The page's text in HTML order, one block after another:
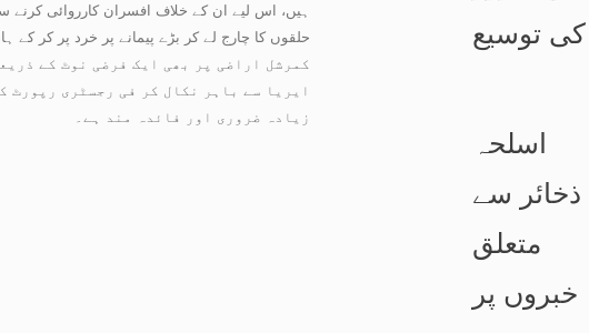
ہیں، اس لیے ان کے خلاف افسران کارروائی کرنے
کمرشل اراضی پر بھی ایک فرضی نوٹ کے
ایریا سے باہر نکال کر فی رجسٹری رپورٹ
زیادہ ضروری اور فائدہ مند ہے۔
کی توسیع
اسلحہ
ذخائر سے
متعلق
خبروں پر